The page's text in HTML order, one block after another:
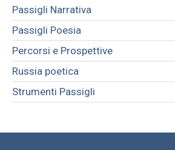
Passigli Narrativa
Passigli Poesia
Percorsi e Prospettive
Russia poetica
Strumenti Passigli